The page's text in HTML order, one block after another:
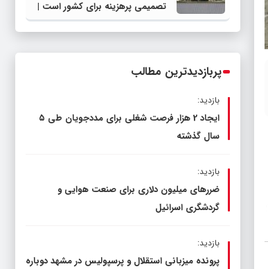
تصمیمی پرهزینه برای کشور است |
دولت، قاچاق سوخت و عوامل اصلی
پربازدیدترین مطالب
بازدید:
ایجاد 2 هزار فرصت شغلی برای مددجویان طی ۵
سال گذشته
بازدید:
ضررهای میلیون دلاری برای صنعت هوایی و
گردشگری اسرائیل
بازدید:
پرونده میزبانی استقلال و پرسپولیس در مشهد دوباره